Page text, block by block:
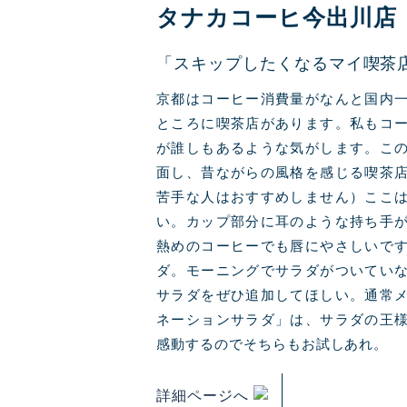
タナカコーヒ今出川店
「スキップしたくなるマイ喫茶
京都はコーヒー消費量がなんと国内
ところに喫茶店があります。私もコ
が誰しもあるような気がします。こ
面し、昔ながらの風格を感じる喫茶
苦手な人はおすすめしません）ここ
い。カップ部分に耳のような持ち手
熱めのコーヒーでも唇にやさしいで
ダ。モーニングでサラダがついてい
サラダをぜひ追加してほしい。通常
ネーションサラダ」は、サラダの王
感動するのでそちらもお試しあれ。
詳細ページへ